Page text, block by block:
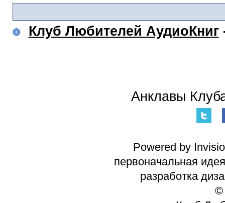
Клуб Любителей АудиоКниг
Анклавы
Powered by
первоначальная
разработка
©